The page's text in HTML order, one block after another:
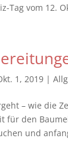
Tag vom 12.
1, 2019 |
– wie die
für den
und